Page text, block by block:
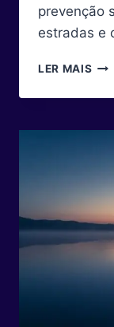
prevenção
estradas e
LER MAIS
A
DA